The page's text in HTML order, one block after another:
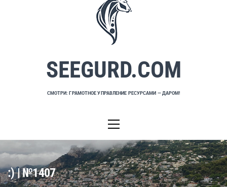
SEEGURD.COM
СМОТРИ: ГРАМОТНОЕ УПРАВЛЕНИЕ РЕСУРСАМИ — ДАРОМ!
меню
:) | №1407